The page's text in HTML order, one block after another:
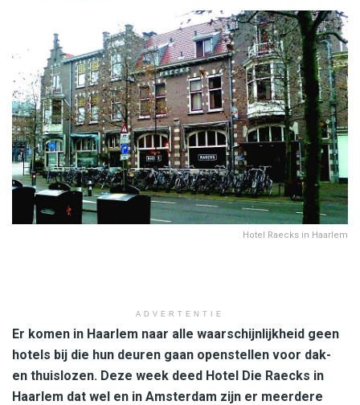
Hotel Raecks in Haarlem
ADVERTENTIE
Er komen in Haarlem naar alle waarschijnlijkheid geen
hotels bij die hun deuren gaan openstellen voor dak-
en thuislozen. Deze week deed Hotel Die Raecks in
Haarlem dat wel en in Amsterdam zijn er meerdere